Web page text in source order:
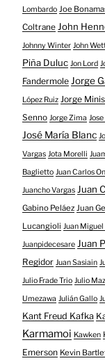
Lombardo Joe
Coltrane John
Johnny Winter John
Piña Duluc Jon Lord
Fandermole Jorge
López Ruiz Jorge
Senno Jorge Zima
José María Blanc
Vargas Jota Morelli
Baglietto Juan Carlos
Juancho Vargas Juan
Gabino Peláez Juan
Lucangioli Juan
Juanpidecesare Juan
Regidor Juan Sasiain
Julio Frade Trio Julio
Umezawa Julián Gallo
Kant Freud Kafka
Karmamoi Kawken
Emerson Kevin